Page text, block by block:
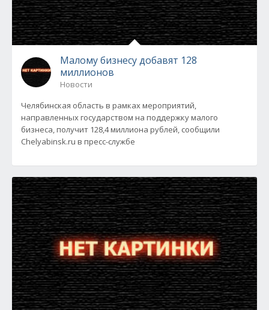
Малому бизнесу добавят 128
миллионов
Новости
Челябинская область в рамках мероприятий,
направленных государством на поддержку малого
бизнеса, получит 128,4 миллиона рублей, сообщили
Chelyabinsk.ru в пресс-службе